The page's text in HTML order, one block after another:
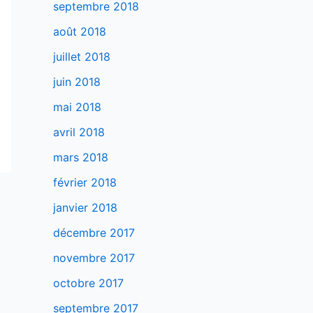
septembre 2018
août 2018
juillet 2018
juin 2018
mai 2018
avril 2018
mars 2018
février 2018
janvier 2018
décembre 2017
novembre 2017
octobre 2017
septembre 2017